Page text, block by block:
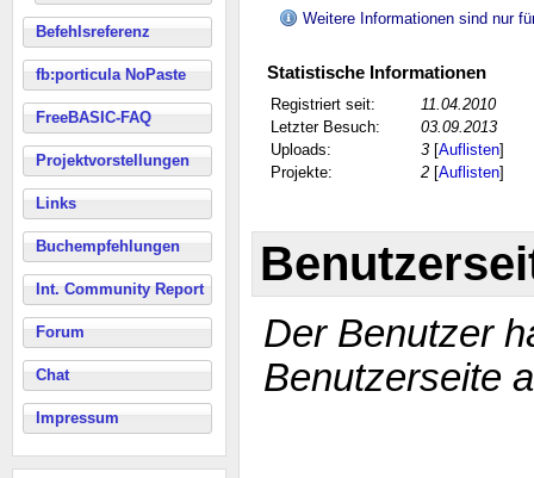
Befehlsreferenz
fb:porticula NoPaste
FreeBASIC-FAQ
Projektvorstellungen
Links
Buchempfehlungen
Int. Community Report
Forum
Chat
Impressum
Weitere Informationen sind nur
Statistische Informationen
Registriert seit:
11.04.2010
Letzter Besuch:
03.09.2013
Uploads:
3 [Auflisten]
Projekte:
2 [Auflisten]
Der Benutzer
Benutzerseite